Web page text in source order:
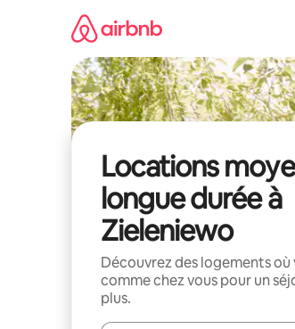
Locations
longue durée à
Zieleniewo
Découvrez des logements où
comme chez vous pour un
plus.